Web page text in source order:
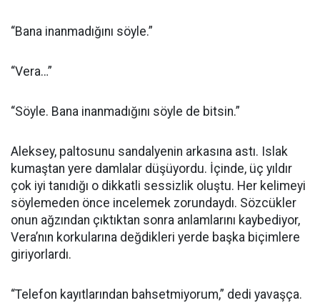
“Bana inanmadığını söyle.”
“Vera…”
“Söyle. Bana inanmadığını söyle de bitsin.”
Aleksey, paltosunu sandalyenin arkasına astı. Islak
kumaştan yere damlalar düşüyordu. İçinde, üç yıldır
çok iyi tanıdığı o dikkatli sessizlik oluştu. Her kelimeyi
söylemeden önce incelemek zorundaydı. Sözcükler
onun ağzından çıktıktan sonra anlamlarını kaybediyor,
Vera’nın korkularına değdikleri yerde başka biçimlere
giriyorlardı.
“Telefon kayıtlarından bahsetmiyorum,” dedi yavaşça.